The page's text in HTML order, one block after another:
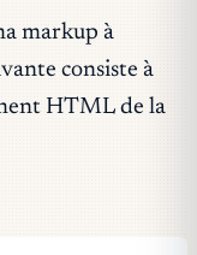
markup à
consiste à
HTML de la